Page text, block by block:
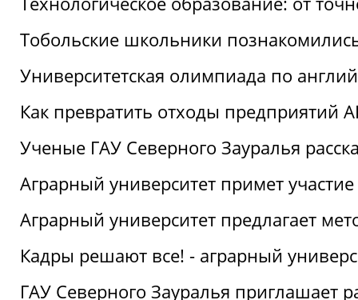
Тобольские школьники
Университетская олимпиада по
Как превратить отходы предприятий
Ученые ГАУ Северного Зауралья
Аграрный университет примет
Аграрный университет предлагает
Кадры решают все! - аграрный
ГАУ Северного Зауралья приглашает